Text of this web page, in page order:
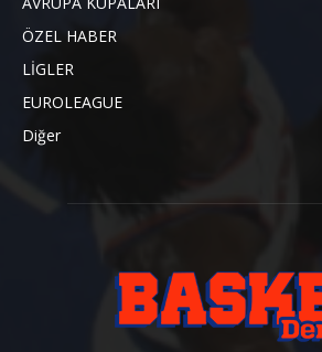
ÖZEL HABER
LİGLER
EUROLEAGUE
Diğer